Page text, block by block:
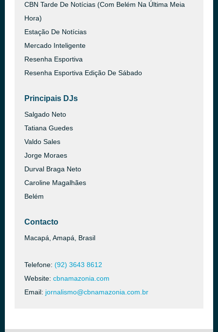
CBN Tarde De Notícias (Com Belém Na Última Meia
Hora)
Estação De Notícias
Mercado Inteligente
Resenha Esportiva
Resenha Esportiva Edição De Sábado
Principais DJs
Salgado Neto
Tatiana Guedes
Valdo Sales
Jorge Moraes
Durval Braga Neto
Caroline Magalhães
Belém
Contacto
Macapá, Amapá, Brasil
Telefone: (92) 3643 8612
Website: cbnamazonia.com
Email: jornalismo@cbnamazonia.com.br